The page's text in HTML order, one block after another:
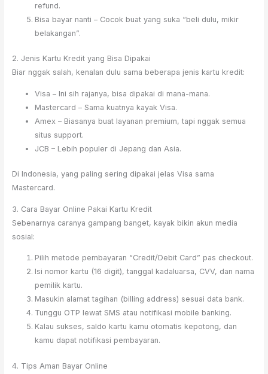
refund.
Bisa bayar nanti – Cocok buat yang suka “beli dulu, mikir
belakangan”.
2. Jenis Kartu Kredit yang Bisa Dipakai
Biar nggak salah, kenalan dulu sama beberapa jenis kartu kredit:
Visa – Ini sih rajanya, bisa dipakai di mana-mana.
Mastercard – Sama kuatnya kayak Visa.
Amex – Biasanya buat layanan premium, tapi nggak semua
situs support.
JCB – Lebih populer di Jepang dan Asia.
Di Indonesia, yang paling sering dipakai jelas Visa sama
Mastercard.
3. Cara Bayar Online Pakai Kartu Kredit
Sebenarnya caranya gampang banget, kayak bikin akun media
sosial:
Pilih metode pembayaran “Credit/Debit Card” pas checkout.
Isi nomor kartu (16 digit), tanggal kadaluarsa, CVV, dan nama
pemilik kartu.
Masukin alamat tagihan (billing address) sesuai data bank.
Tunggu OTP lewat SMS atau notifikasi mobile banking.
Kalau sukses, saldo kartu kamu otomatis kepotong, dan
kamu dapat notifikasi pembayaran.
4. Tips Aman Bayar Online